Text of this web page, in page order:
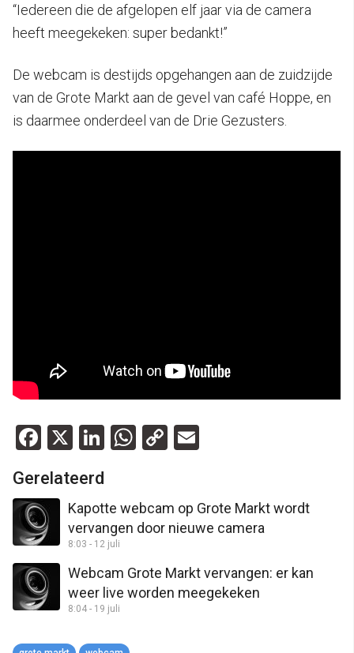
“Iedereen die de afgelopen elf jaar via de camera
heeft meegekeken: super bedankt!”
De webcam is destijds opgehangen aan de zuidzijde
van de Grote Markt aan de gevel van café Hoppe, en
is daarmee onderdeel van de Drie Gezusters.
Facebook
X LinkedIn
WhatsApp
Copy
Gerelateerd
Kapotte webcam op Grote Markt wordt
vervangen door nieuwe camera
8:03 - 12 juli
Webcam Grote Markt vervangen: er kan
weer live worden meegekeken
8:04 - 19 juli